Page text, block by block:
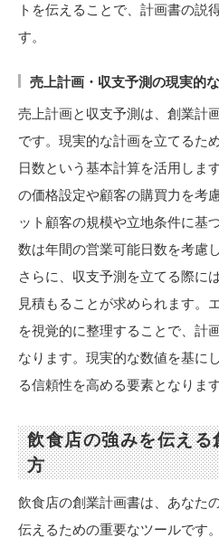
トを伝えることで、計画書の説
す。
売上計画・収支予測の現実的
売上計画と収支予測は、創業計
です。現実的な計画を立てるた
日数という基本計算を活用しま
の価格設定や顧客の購買力を考
ット顧客の規模や立地条件に基
数は年間の営業可能日数を考慮
さらに、収支予測を立てる際に
見積もることが求められます。
を視覚的に整理することで、計
なります。現実的な数値を基に
る信頼性を高める要素となります
飲食店の強みを伝え
方
飲食店の創業計画書は、あなた
伝えるための重要なツールです